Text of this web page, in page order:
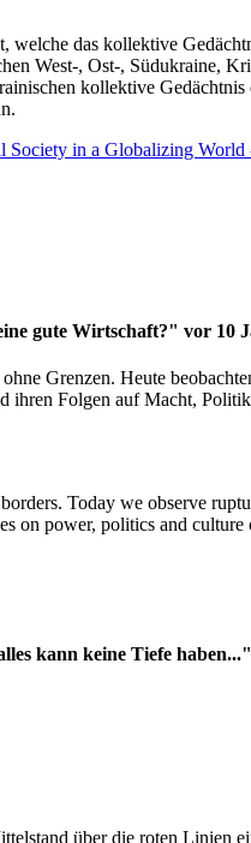
welche das kollektive
West-, Ost-, Südukraine,
kollektive Gedächtnis
in a Globalizing World
gute Wirtschaft?" vor 10
Grenzen. Heute
ihren Folgen auf Macht,
Today we observe
on power, politics and
kann keine Tiefe haben..."
über die roten Linien